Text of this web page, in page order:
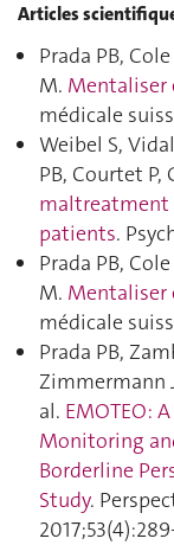
Articles
Prada PB,
M. Mentaliser
médicale
Weibel S,
PB, Courtet P,
maltreatment
patients.
Prada PB,
M. Mentaliser
médicale
Prada PB,
Zimmermann
al. EMOTEO:
Monitoring
Borderline
Study.